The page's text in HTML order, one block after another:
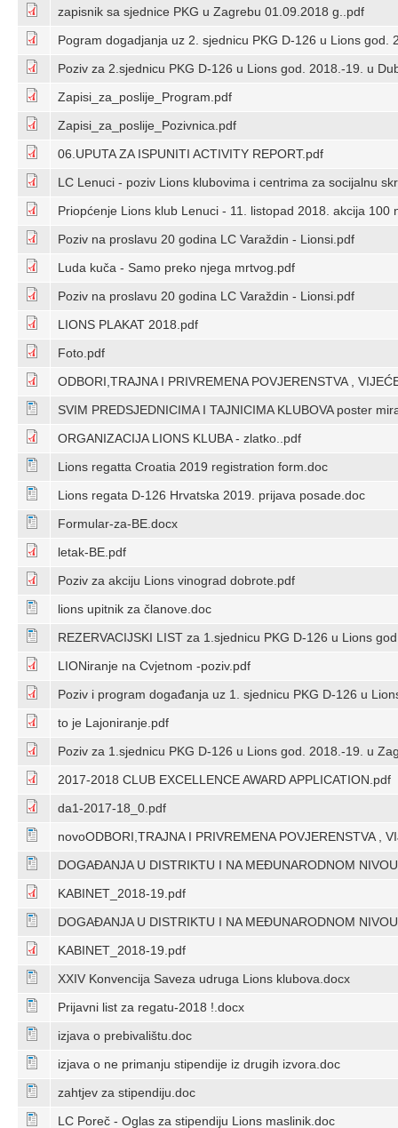
zapisnik sa sjednice PKG u Zagrebu 01.09.2018 g..pdf
Pogram dogadjanja uz 2. sjednicu PKG D-126 u Lions god.
Poziv za 2.sjednicu PKG D-126 u Lions god. 2018.-19. u
Zapisi_za_poslije_Program.pdf
Zapisi_za_poslije_Pozivnica.pdf
06.UPUTA ZA ISPUNITI ACTIVITY REPORT.pdf
LC Lenuci - poziv Lions klubovima i centrima za socijalnu
Priopćenje Lions klub Lenuci - 11. listopad 2018. akcija 100
Poziv na proslavu 20 godina LC Varaždin - Lionsi.pdf
Luda kuča - Samo preko njega mrtvog.pdf
Poziv na proslavu 20 godina LC Varaždin - Lionsi.pdf
LIONS PLAKAT 2018.pdf
Foto.pdf
ODBORI,TRAJNA I PRIVREMENA POVJERENSTVA ,
SVIM PREDSJEDNICIMA I TAJNICIMA KLUBOVA poster
ORGANIZACIJA LIONS KLUBA - zlatko..pdf
Lions regatta Croatia 2019 registration form.doc
Lions regata D-126 Hrvatska 2019. prijava posade.doc
Formular-za-BE.docx
letak-BE.pdf
Poziv za akciju Lions vinograd dobrote.pdf
lions upitnik za članove.doc
REZERVACIJSKI LIST za 1.sjednicu PKG D-126 u Lions
LIONiranje na Cvjetnom -poziv.pdf
Poziv i program događanja uz 1. sjednicu PKG D-126 u
to je Lajoniranje.pdf
Poziv za 1.sjednicu PKG D-126 u Lions god. 2018.-19. u
2017-2018 CLUB EXCELLENCE AWARD APPLICATION.pdf
da1-2017-18_0.pdf
novoODBORI,TRAJNA I PRIVREMENA POVJERENSTVA ,
DOGAĐANJA U DISTRIKTU I NA MEĐUNARODNOM
KABINET_2018-19.pdf
DOGAĐANJA U DISTRIKTU I NA MEĐUNARODNOM
KABINET_2018-19.pdf
XXIV Konvencija Saveza udruga Lions klubova.docx
Prijavni list za regatu-2018 !.docx
izjava o prebivalištu.doc
izjava o ne primanju stipendije iz drugih izvora.doc
zahtjev za stipendiju.doc
LC Poreč - Oglas za stipendiju Lions maslinik.doc